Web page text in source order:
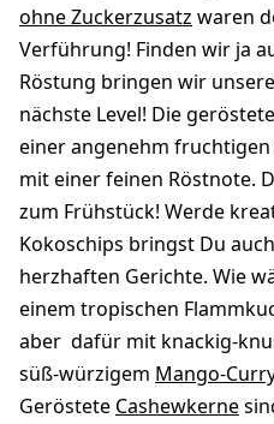
ohne Zuckerzusatz waren
Verführung! Finden wir ja
Röstung bringen wir
nächste Level! Die
einer angenehm
mit einer feinen Röstnote.
zum Frühstück! Werde
Kokoschips bringst Du
herzhaften Gerichte. Wie
einem tropischen
aber dafür mit knackig-
süß-würzigem Mango-
Geröstete Cashewkerne